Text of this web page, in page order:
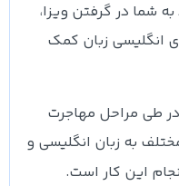
شما در گرفتن ویزا،
انگلیسی زبان کمک
طی مراحل مهاجرت
به زبان انگلیسی و
این کار است.